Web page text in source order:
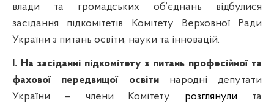
влади та громадських об’єднань відбулися
засідання підкомітетів Комітету Верховної Ради
України з питань освіти, науки та інновацій.
І. На засіданні підкомітету з питань професійної та
фахової передвищої освіти народні депутати
України – члени Комітету розглянули та